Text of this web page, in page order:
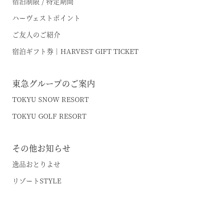
ハーヴェストポイント
ご友人のご紹介
宿泊ギフト券｜HARVEST GIFT TICKET
東急グループのご案内
TOKYU SNOW RESORT
TOKYU GOLF RESORT
その他お知らせ
逸品おとりよせ
リゾートSTYLE